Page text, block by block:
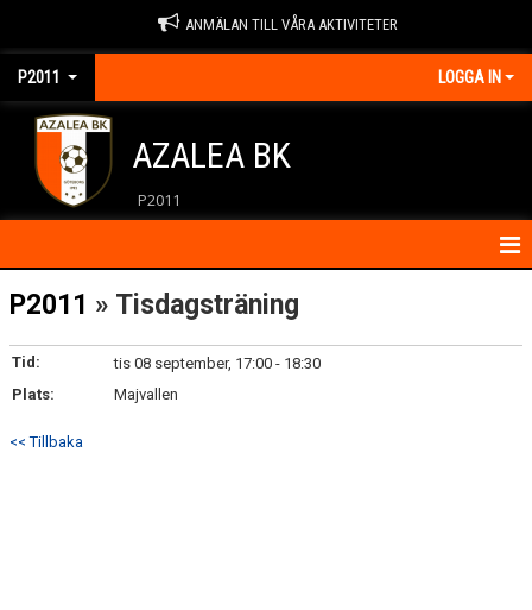
ANMÄLAN TILL VÅRA AKTIVITETER
P2011 LOGGA IN
AZALEA BK
P2011
HEM
KALENDER
KONTAKT
MATCHER
P2011 » Tisdagsträning
Tid:
tis 08 september, 17:00 - 18:30
Plats:
Majvallen
<< Tillbaka